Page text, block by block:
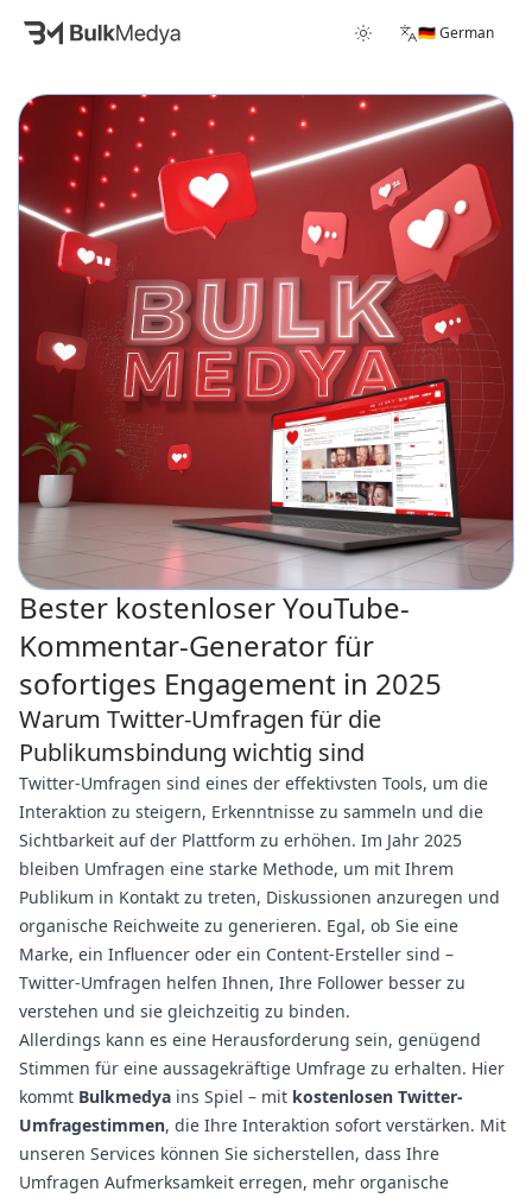
🇩🇪 German
Bester kostenloser YouTube-
Kommentar-Generator für
sofortiges Engagement in 2025
Warum Twitter-Umfragen für die
Publikumsbindung wichtig sind
Twitter-Umfragen sind eines der effektivsten Tools, um die
Interaktion zu steigern, Erkenntnisse zu sammeln und die
Sichtbarkeit auf der Plattform zu erhöhen. Im Jahr 2025
bleiben Umfragen eine starke Methode, um mit Ihrem
Publikum in Kontakt zu treten, Diskussionen anzuregen und
organische Reichweite zu generieren. Egal, ob Sie eine
Marke, ein Influencer oder ein Content-Ersteller sind –
Twitter-Umfragen helfen Ihnen, Ihre Follower besser zu
verstehen und sie gleichzeitig zu binden.
Allerdings kann es eine Herausforderung sein, genügend
Stimmen für eine aussagekräftige Umfrage zu erhalten. Hier
kommt Bulkmedya ins Spiel – mit kostenlosen Twitter-
Umfragestimmen, die Ihre Interaktion sofort verstärken. Mit
unseren Services können Sie sicherstellen, dass Ihre
Umfragen Aufmerksamkeit erregen, mehr organische